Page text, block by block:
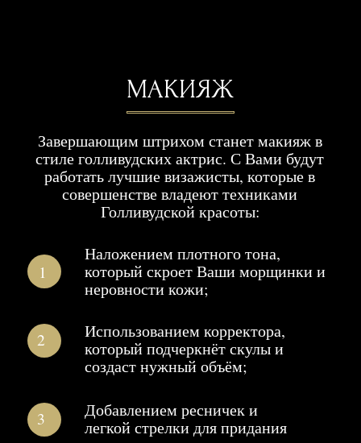
Создавая свой проект Дмитрий Каманин
вдохновлялся образами Великих актрис
Советского и Мирового Кино: Любовь
Орлова, Элина Быстрицкая, Клара Лучко,
Хепберн.
Он восхищался тем, как великие фотографы
прошлого смогли раскрыть их Красоту, и
поставил своей задачей понять как они это
делают.